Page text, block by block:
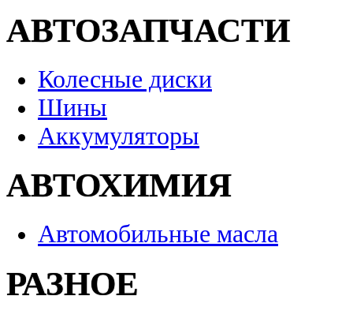
АВТОЗАПЧАСТИ
Колесные диски
Шины
Аккумуляторы
АВТОХИМИЯ
Автомобильные масла
РАЗНОЕ